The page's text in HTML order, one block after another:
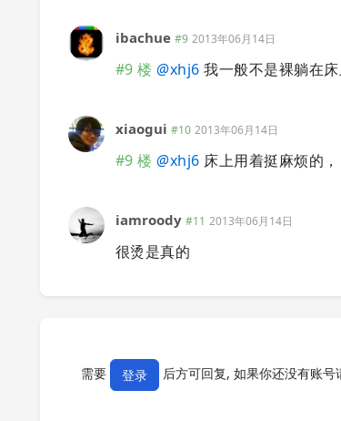
ibachue #9 2013年06月14日
#9 楼 @xhj6 我一般不是裸躺在床
xiaogui #10 2013年06月14日
#9 楼 @xhj6 床上用着挺麻烦的
iamroody #11 2013年06月14日
很烫是真的
需要 登录 后方可回复, 如果你还没有账号